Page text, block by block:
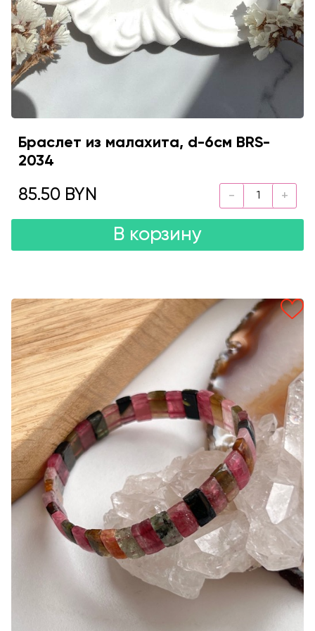
Браслет из малахита, d-6см BRS-
2034
85.50 BYN
В корзину